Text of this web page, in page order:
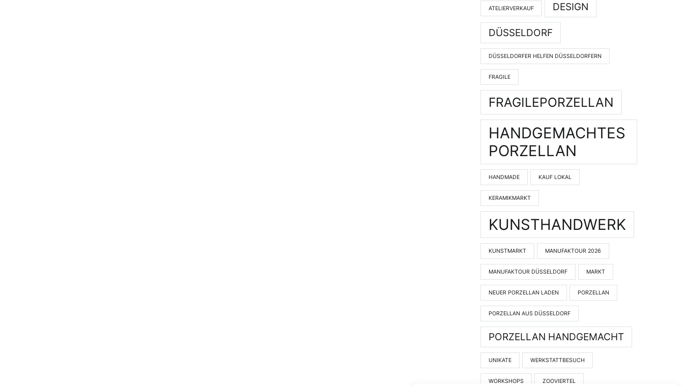
ATELIERVERKAUF DESIGN
DÜSSELDORF
DÜSSELDORFER HELFEN DÜSSELDORFERN
FRAGILE
FRAGILEPORZELLAN
HANDGEMACHTES
PORZELLAN
HANDMADE KAUF LOKAL
KERAMIKMARKT
KUNSTHANDWERK
KUNSTMARKT MANUFAKTOUR 2026
MANUFAKTOUR DÜSSELDORF MARKT
NEUER PORZELLAN LADEN PORZELLAN
PORZELLAN AUS DÜSSELDORF
PORZELLAN HANDGEMACHT
UNIKATE WERKSTATTBESUCH
WORKSHOPS ZOOVIERTEL